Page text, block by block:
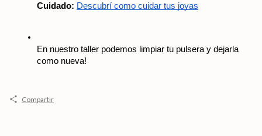
Cuidado: Descubrí como cuidar tus joyas
En nuestro taller podemos limpiar tu pulsera y dejarla
como nueva!
Compartir